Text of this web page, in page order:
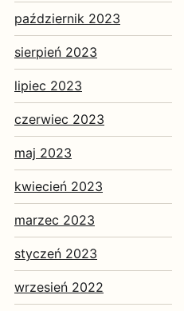
październik 2023
sierpień 2023
lipiec 2023
czerwiec 2023
maj 2023
kwiecień 2023
marzec 2023
styczeń 2023
wrzesień 2022